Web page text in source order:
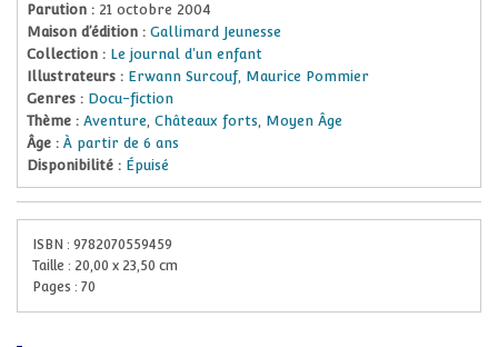
Parution : 21 octobre 2004
Maison d’édition : Gallimard Jeunesse
Collection : Le journal d'un enfant
Illustrateurs : Erwann Surcouf, Maurice Pommier
Genres : Docu-fiction
Thème :Aventure,Châteaux forts, Moyen Âge
Âge :À partir de 6 ans
Disponibilité : Épuisé
ISBN : 9782070559459
Taille : 20,00 x 23,50 cm
Pages : 70